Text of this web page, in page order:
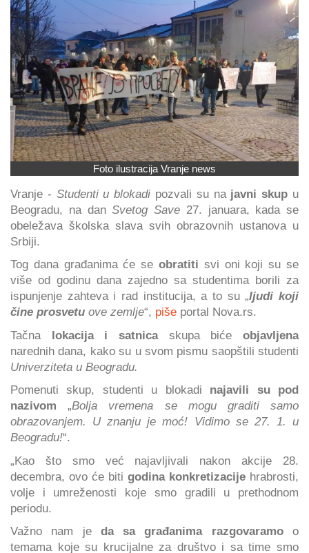
Foto ilustracija Vranje news
Vranje - Studenti u blokadi pozvali su najavni skup u
Beogradu, na danSvetog Save 27. januara, kada se
obeležava školska slava svih obrazovnih ustanova u
Srbiji.
Tog dana građanima će se obratiti svi oni koji su se
više od godinu dana zajedno sa studentima borili za
ispunjenje zahteva i rad institucija, a to su „ljudi koji
čine prosvetu ove zemlje“, piše portal Nova.rs.
Tačna lokacija i satnica skupa biće objavljena
narednih dana, kako su u svom pismu saopštili studenti
Univerziteta u Beogradu.
Pomenuti skup, studenti u blokadi najavili su pod
nazivom „Bolja vremena se mogu graditi samo
obrazovanjem. U znanju je moć! Vidimo se 27. 1. u
Beogradu!“.
„Kao što smo već najavljivali nakon akcije 28.
decembra, ovo će biti godina konkretizacije hrabrosti,
volje i umreženosti koje smo gradili u prethodnom
periodu.
Važno nam je da sa građanima razgovaramoo
temama koje su krucijalne za društvo i sa time smo